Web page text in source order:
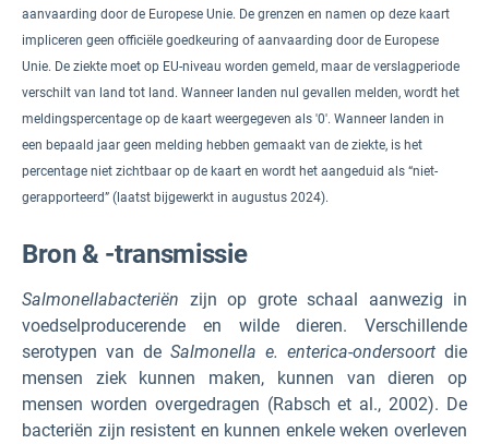
aanvaarding door de Europese Unie. De grenzen en namen op deze kaart
impliceren geen officiële goedkeuring of aanvaarding door de Europese
Unie. De ziekte moet op EU-niveau worden gemeld, maar de verslagperiode
verschilt van land tot land. Wanneer landen nul gevallen melden, wordt het
meldingspercentage op de kaart weergegeven als '0'. Wanneer landen in
een bepaald jaar geen melding hebben gemaakt van de ziekte, is het
percentage niet zichtbaar op de kaart en wordt het aangeduid als “niet-
gerapporteerd” (laatst bijgewerkt in augustus 2024).
Bron & -transmissie
Salmonellabacteriën zijn op grote schaal aanwezig in
voedselproducerende en wilde dieren. Verschillende
serotypen van de Salmonella e. enterica-ondersoort die
mensen ziek kunnen maken, kunnen van dieren op
mensen worden overgedragen (Rabsch et al., 2002). De
bacteriën zijn resistent en kunnen enkele weken overleven